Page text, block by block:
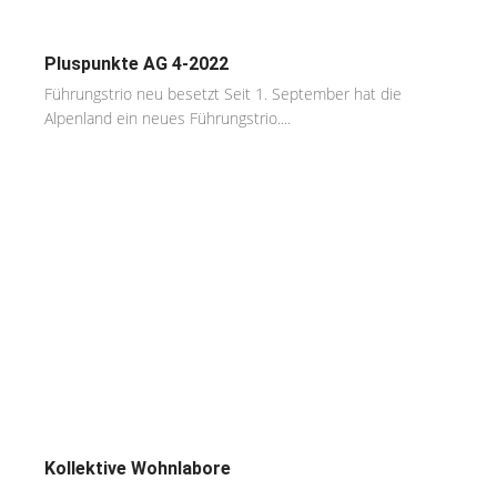
Pluspunkte AG 4-2022
Führungstrio neu besetzt Seit 1. September hat die
Alpenland ein neues Führungstrio....
Kollektive Wohnlabore